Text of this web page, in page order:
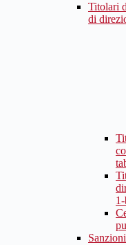
Titolari
di